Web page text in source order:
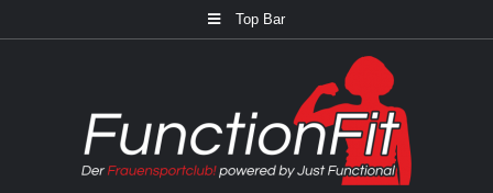
to
Top Bar